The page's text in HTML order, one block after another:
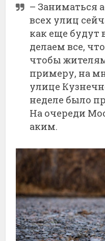
– Заниматься
всех улиц
как еще будут
делаем все,
чтобы
примеру, на
улице
неделе было
На очереди
аким.